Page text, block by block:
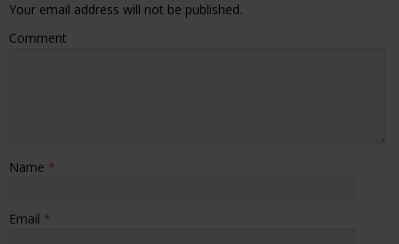
Your email address will not be published.
Comment
Name *
Email *